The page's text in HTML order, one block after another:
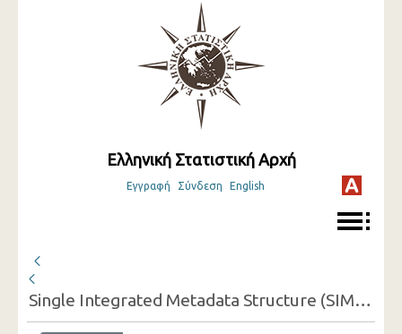
Ελληνική Στατιστική Αρχή
Εγγραφή Σύνδεση English
Single Integrated Metadata Structure (SIMSv.2) ( 4th Quarter 2024 )